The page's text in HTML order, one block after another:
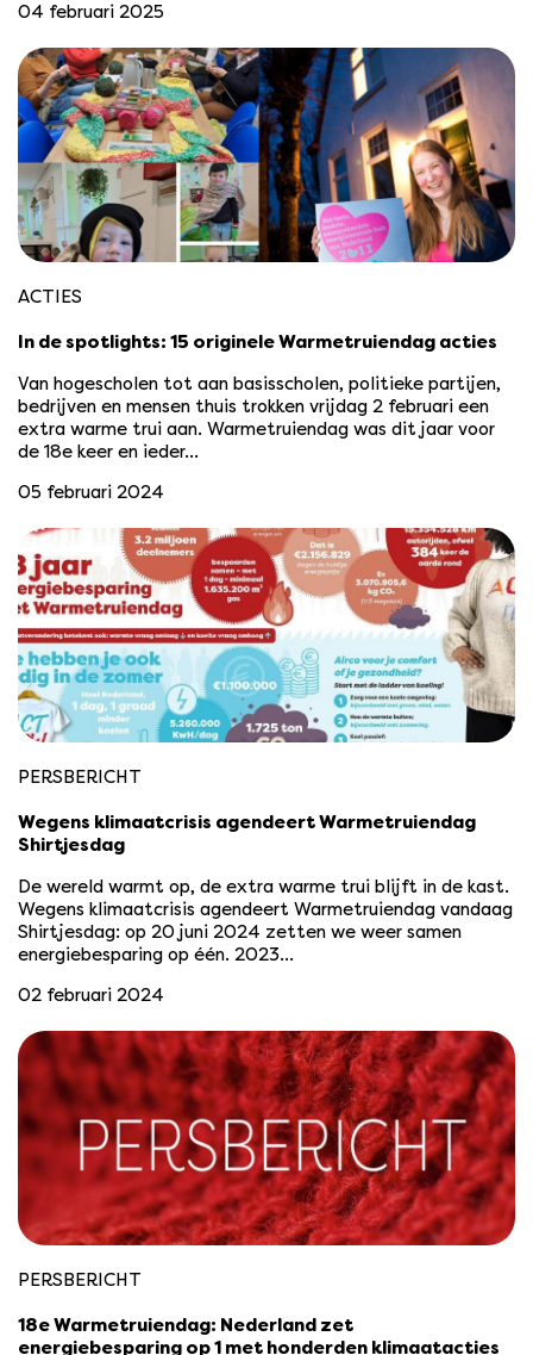
04 februari 2025
ACTIES
In de spotlights: 15 originele Warmetruiendag acties
Van hogescholen tot aan basisscholen, politieke partijen,
bedrijven en mensen thuis trokken vrijdag 2 februari een
extra warme trui aan. Warmetruiendag was dit jaar voor
de 18e keer en ieder…
05 februari 2024
PERSBERICHT
Wegens klimaatcrisis agendeert Warmetruiendag
Shirtjesdag
De wereld warmt op, de extra warme trui blijft in de kast.
Wegens klimaatcrisis agendeert Warmetruiendag vandaag
Shirtjesdag: op 20 juni 2024 zetten we weer samen
energiebesparing op één. 2023…
02 februari 2024
PERSBERICHT
18e Warmetruiendag: Nederland zet
energiebesparing op 1 met honderden klimaatacties